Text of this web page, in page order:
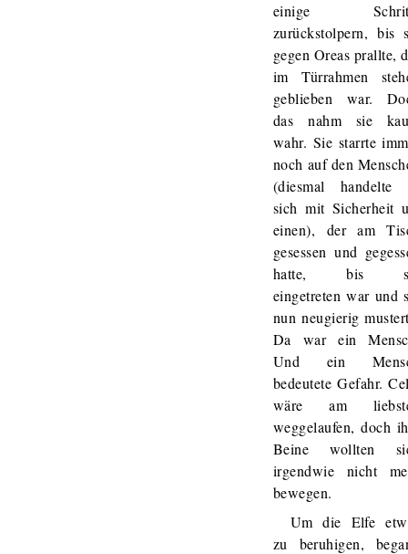
einige
zurückstolpern, bis
gegen Oreas prallte,
im Türrahmen
geblieben war.
das nahm sie
wahr. Sie starrte
noch auf den
(diesmal handelte
sich mit Sicherheit
einen), der am
gesessen und
hatte, bis
eingetreten war und
nun neugierig
Da war ein
Und ein
bedeutete Gefahr.
wäre am
weggelaufen, doch
Beine wollten
irgendwie nicht
bewegen.
Um die Elfe
zu beruhigen,